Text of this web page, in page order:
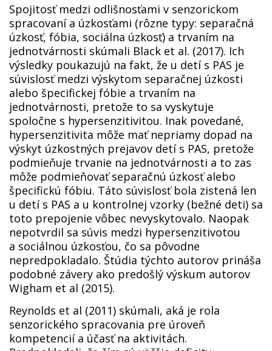
Spojitosť medzi odlišnosťami v senzorickom
spracovaní a úzkosťami (rôzne typy: separačná
úzkosť, fóbia, sociálna úzkosť) a trvaním na
jednotvárnosti skúmali Black et al. (2017). Ich
výsledky poukazujú na fakt, že u detí s PAS je
súvislosť medzi výskytom separačnej úzkosti
alebo špecifickej fóbie a trvaním na
jednotvárnosti, pretože to sa vyskytuje
spoločne s hypersenzitivitou. Inak povedané,
hypersenzitivita môže mať nepriamy dopad na
výskyt úzkostných prejavov detí s PAS, pretože
podmieňuje trvanie na jednotvárnosti a to zas
môže podmieňovať separačnú úzkosť alebo
špecifickú fóbiu. Táto súvislosť bola zistená len
u detí s PAS a u kontrolnej vzorky (bežné deti) sa
toto prepojenie vôbec nevyskytovalo. Naopak
nepotvrdil sa súvis medzi hypersenzitivotou
a sociálnou úzkosťou, čo sa pôvodne
nepredpokladalo. Štúdia týchto autorov prináša
podobné závery ako predošlý výskum autorov
Wigham et al (2015).
Reynolds et al (2011) skúmali, aká je rola
senzorického spracovania pre úroveň
kompetencií a účasť na aktivitách.